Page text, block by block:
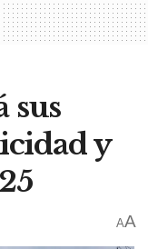
sus
y
AA